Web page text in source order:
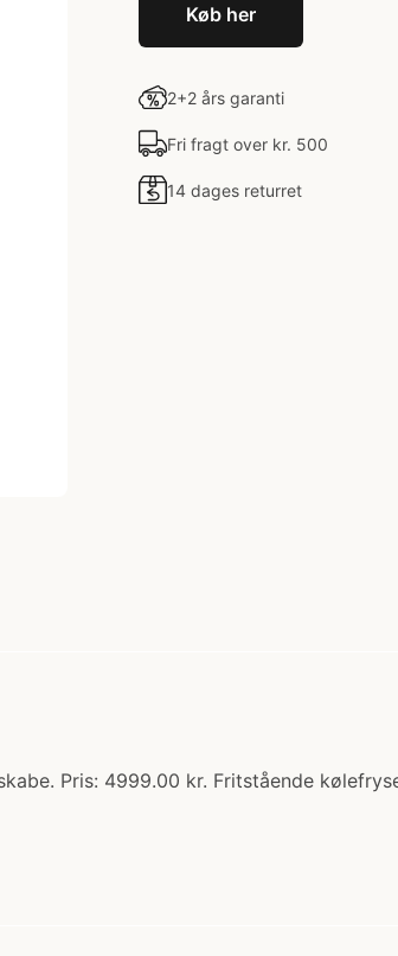
Køb her
2+2 års garanti
Fri fragt over kr. 500
14 dages returret
Pris: 4999.00 kr. Fritstående